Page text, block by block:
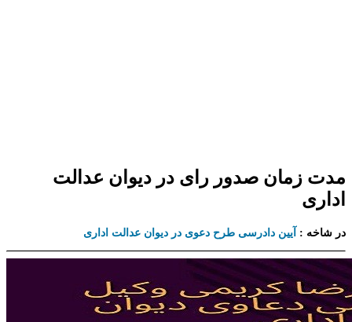
مدت زمان صدور رای در دیوان عدالت
اداری
در شاخه : آیین دادرسی طرح دعوی در دیوان عدالت اداری